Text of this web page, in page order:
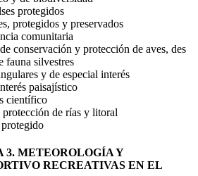
protegidos
protegidos y preservados
comunitaria
conservación y protección de aves, des
fauna silvestres
y de especial interés
paisajístico
científico
protección de rías y litoral
METEOROLOGÍA Y
RECREATIVAS EN EL